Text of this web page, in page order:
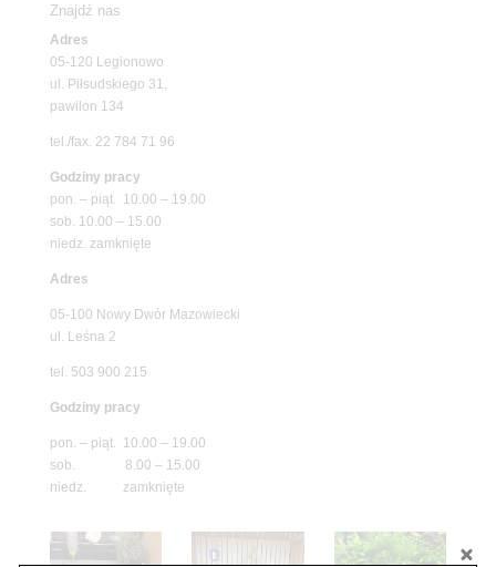
Znajdź nas
Adres
05-120 Legionowo
ul. Piłsudskiego 31,
pawilon 134
tel./fax. 22 784 71 96
Godziny pracy
pon. – piąt. 10.00 – 19.00
sob. 10.00 – 15.00
niedz. zamknięte
Adres
05-100 Nowy Dwór Mazowiecki
ul. Leśna 2
tel. 503 900 215
Godziny pracy
pon. – piąt. 10.00 – 19.00
sob. 8.00 – 15.00
niedz. zamknięte